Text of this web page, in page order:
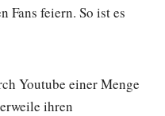
Fans feiern. So ist es
Youtube einer Menge
ihren